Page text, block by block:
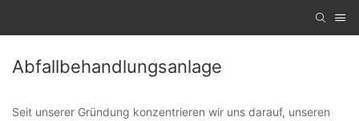
Abfallbehandlungsanlage
Seit unserer Gründung konzentrieren wir uns darauf, unseren